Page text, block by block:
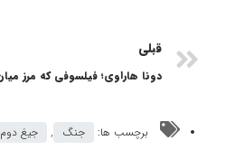
قبلی
برچسب ها: جنگ , جیغ دوم